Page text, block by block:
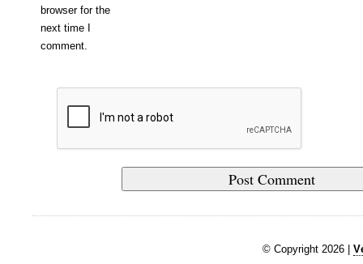
browser for the
next time I
comment.
© Copyright 2026 |